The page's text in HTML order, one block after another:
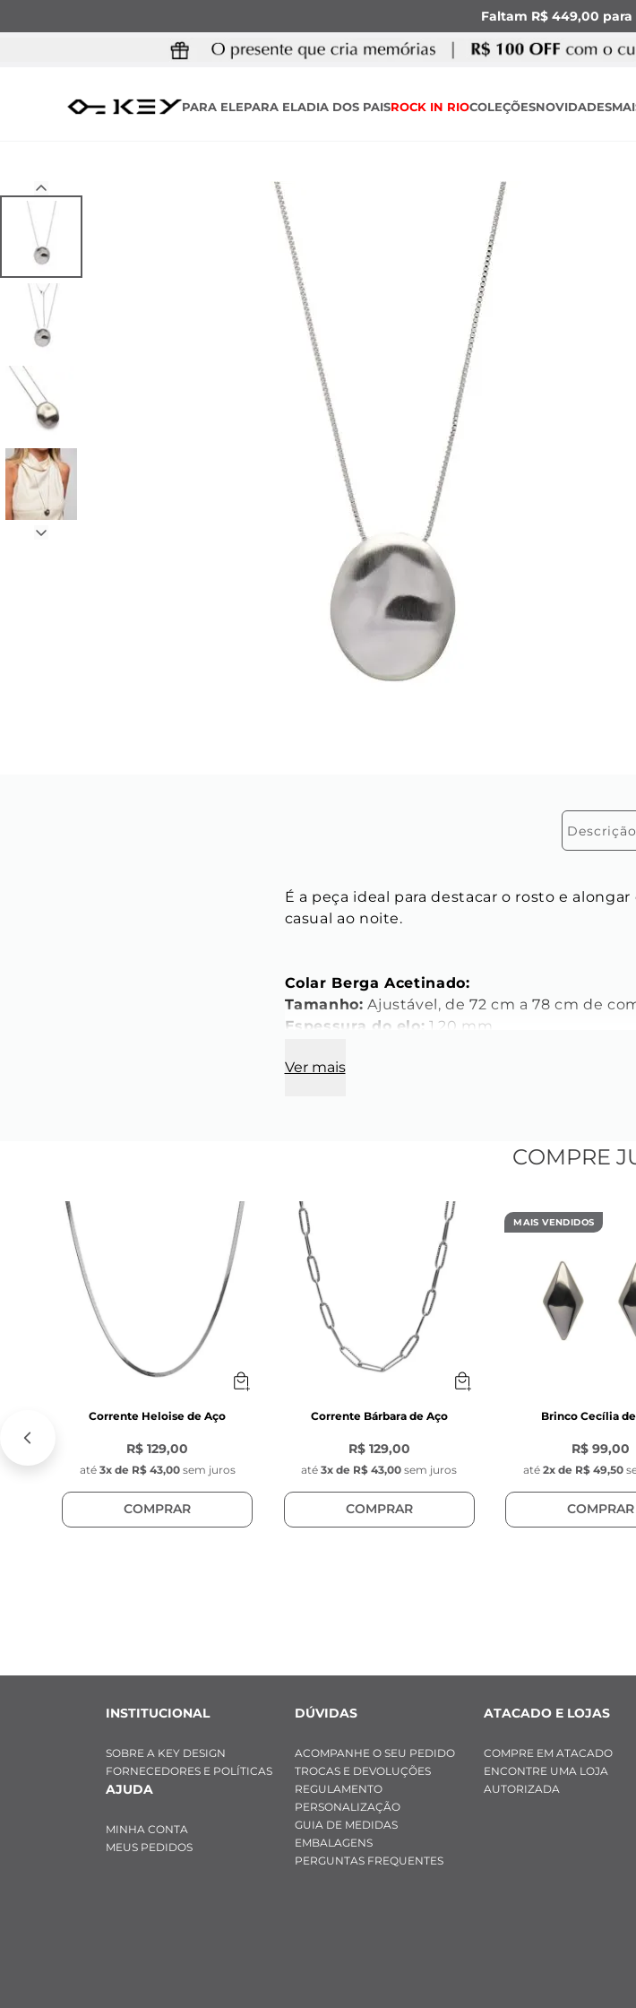
Faltam R$ 449,00
PARA ELEPARA ELADIA DOS PAISROCK IN RIOCOLEÇÕESNOVIDADES
Descrição
É a peça ideal para destacar o rosto e
casual ao noite.
Colar Berga Acetinado:
Tamanho: Ajustável, de 72 cm a 78 cm de
Espessura do elo: 1,20 mm
Material:
Cor:
Modelo:
Oval facetado e acetinado
Posição:
Móvel (não é fixo na corrente)
Personalização:
Logo Key Design na face
Ver mais
COMPRE
Corrente Heloise de Aço
R$ 129,00
até 3x de R$ 43,00 sem juros
COMPRAR
Corrente Bárbara de Aço
R$ 129,00
até 3x de R$ 43,00 sem juros
COMPRAR
MAIS VENDIDOS
Brinco Cecília
R$ 99,00
até 2x de R$ 49,50
COMPRAR
INSTITUCIONAL
SOBRE A KEY DESIGN
FORNECEDORES E POLÍTICAS
AJUDA
MINHA CONTA
MEUS PEDIDOS
DÚVIDAS
ACOMPANHE O SEU PEDIDO
TROCAS E DEVOLUÇÕES
REGULAMENTO
PERSONALIZAÇÃO
GUIA DE MEDIDAS
EMBALAGENS
PERGUNTAS FREQUENTES
ATACADO E LOJAS
COMPRE EM ATACADO
ENCONTRE UMA LOJA
AUTORIZADA